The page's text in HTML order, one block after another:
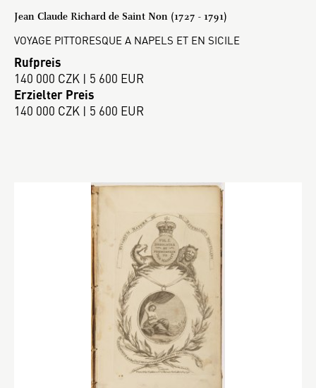
Jean Claude Richard de Saint Non (1727 - 1791)
VOYAGE PITTORESQUE A NAPELS ET EN SICILE
Rufpreis
140 000 CZK | 5 600 EUR
Erzielter Preis
140 000 CZK | 5 600 EUR